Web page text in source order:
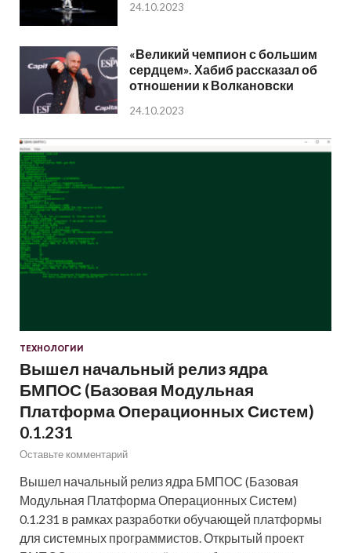
24.10.2023
«Великий чемпион с большим
сердцем». Хабиб рассказал об
отношении к Волкановски
24.10.2023
ТЕХНОЛОГИИ
Вышел начальный релиз ядра
БМПОС (Базовая Модульная
Платформа Операционных Систем)
0.1.231
Оставьте комментарий
Вышел начальный релиз ядра БМПОС (Базовая
Модульная Платформа Операционных Систем)
0.1.231 в рамках разработки обучающей платформы
для системных программистов. Открытый проект